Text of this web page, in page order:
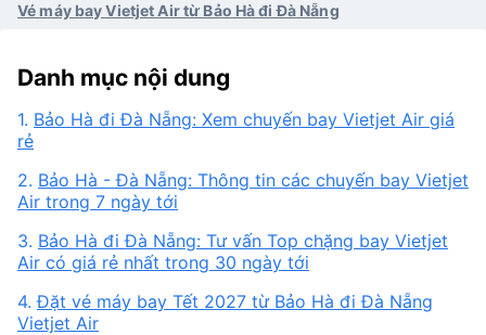
Vé máy bay Vietjet Air từ Bảo Hà đi Đà Nẵng
Danh mục nội dung
1. Bảo Hà đi Đà Nẵng: Xem chuyến bay Vietjet Air giá
rẻ
2. Bảo Hà - Đà Nẵng: Thông tin các chuyến bay Vietjet
Air trong 7 ngày tới
3. Bảo Hà đi Đà Nẵng: Tư vấn Top chặng bay Vietjet
Air có giá rẻ nhất trong 30 ngày tới
4.Đặt vé máy bay Tết 2027 từ Bảo Hà đi Đà Nẵng
Vietjet Air